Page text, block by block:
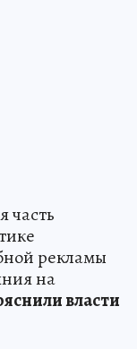
часть
рекламы
на
власти